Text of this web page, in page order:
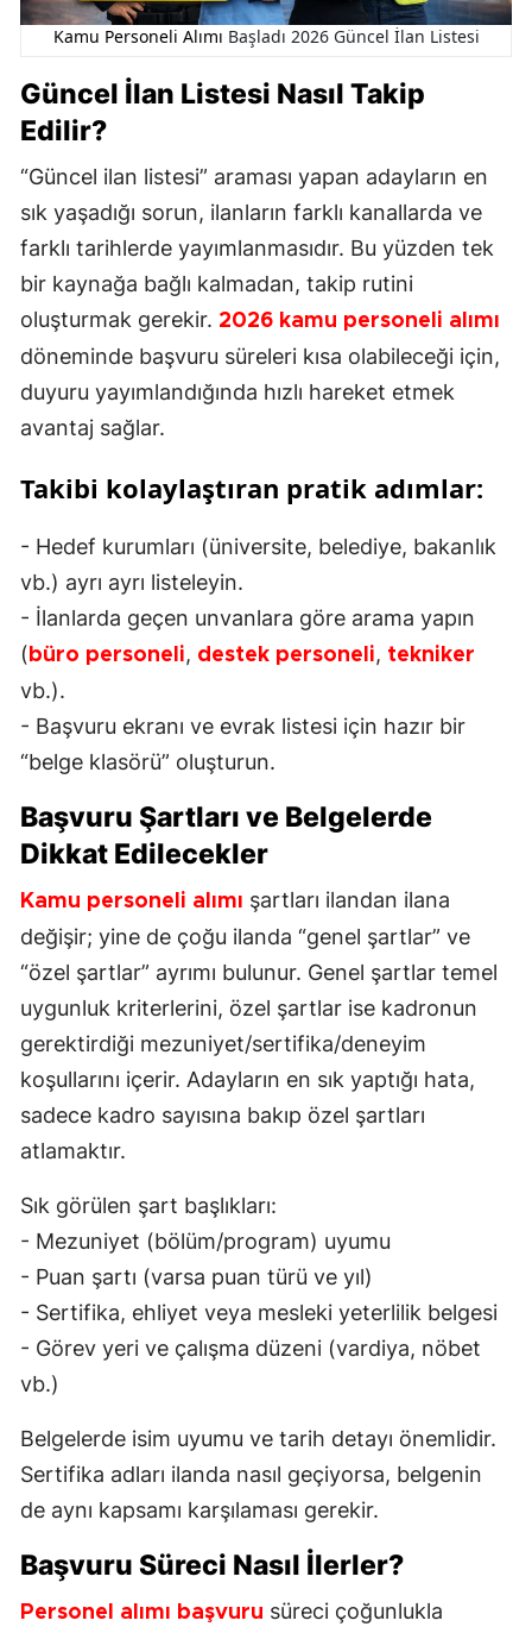
Kamu Personeli Alımı Başladı 2026 Güncel İlan Listesi
Güncel İlan Listesi Nasıl Takip
Edilir?
“Güncel ilan listesi” araması yapan adayların en
sık yaşadığı sorun, ilanların farklı kanallarda ve
farklı tarihlerde yayımlanmasıdır. Bu yüzden tek
bir kaynağa bağlı kalmadan, takip rutini
oluşturmak gerekir. 2026 kamu personeli alımı
döneminde başvuru süreleri kısa olabileceği için,
duyuru yayımlandığında hızlı hareket etmek
avantaj sağlar.
Takibi kolaylaştıran pratik adımlar:
- Hedef kurumları (üniversite, belediye, bakanlık
vb.) ayrı ayrı listeleyin.
- İlanlarda geçen unvanlara göre arama yapın
( büro personeli, destek personeli, tekniker
vb.).
- Başvuru ekranı ve evrak listesi için hazır bir
“belge klasörü” oluşturun.
Başvuru Şartları ve Belgelerde
Dikkat Edilecekler
Kamu personeli alımı şartları ilandan ilana
değişir; yine de çoğu ilanda “genel şartlar” ve
“özel şartlar” ayrımı bulunur. Genel şartlar temel
uygunluk kriterlerini, özel şartlar ise kadronun
gerektirdiği mezuniyet/sertifika/deneyim
koşullarını içerir. Adayların en sık yaptığı hata,
sadece kadro sayısına bakıp özel şartları
atlamaktır.
Sık görülen şart başlıkları:
- Mezuniyet (bölüm/program) uyumu
- Puan şartı (varsa puan türü ve yıl)
- Sertifika, ehliyet veya mesleki yeterlilik belgesi
- Görev yeri ve çalışma düzeni (vardiya, nöbet
vb.)
Belgelerde isim uyumu ve tarih detayı önemlidir.
Sertifika adları ilanda nasıl geçiyorsa, belgenin
de aynı kapsamı karşılaması gerekir.
Başvuru Süreci Nasıl İlerler?
Personel alımı başvuru süreci çoğunlukla